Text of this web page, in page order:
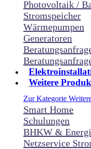
Photovoltaik /
Stromspeicher
Wärmepumpen
Generatoren
Weitere
Zur Kategorie
Smart Home
Schulungen
BHKW &
Netzservice